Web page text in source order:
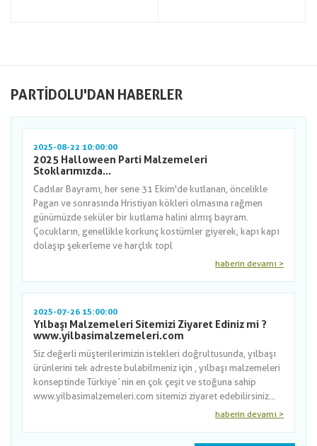
PARTIDOLU'DAN HABERLER
2025-08-22 10:00:00
2025 Halloween Parti Malzemeleri
Stoklarımızda...
Cadılar Bayramı, her sene 31 Ekim'de kutlanan, öncelikle
Pagan ve sonrasında Hristiyan kökleri olmasına rağmen
günümüzde seküler bir kutlama halini almış bayram.
Çocukların, genellikle korkunç kostümler giyerek, kapı kapı
dolaşıp şekerleme ve harçlık topl
haberin devamı >
2025-07-26 15:00:00
Yılbaşı Malzemeleri Sitemizi Ziyaret Ediniz mi ?
www.yilbasimalzemeleri.com
Siz değerli müşterilerimizin istekleri doğrultusunda, yılbaşı
ürünlerini tek adreste bulabilmeniz için , yılbaşı malzemeleri
konseptinde Türkiye´nin en çok çeşit ve stoğuna sahip
www.yilbasimalzemeleri.com sitemizi ziyaret edebilirsiniz...
haberin devamı >